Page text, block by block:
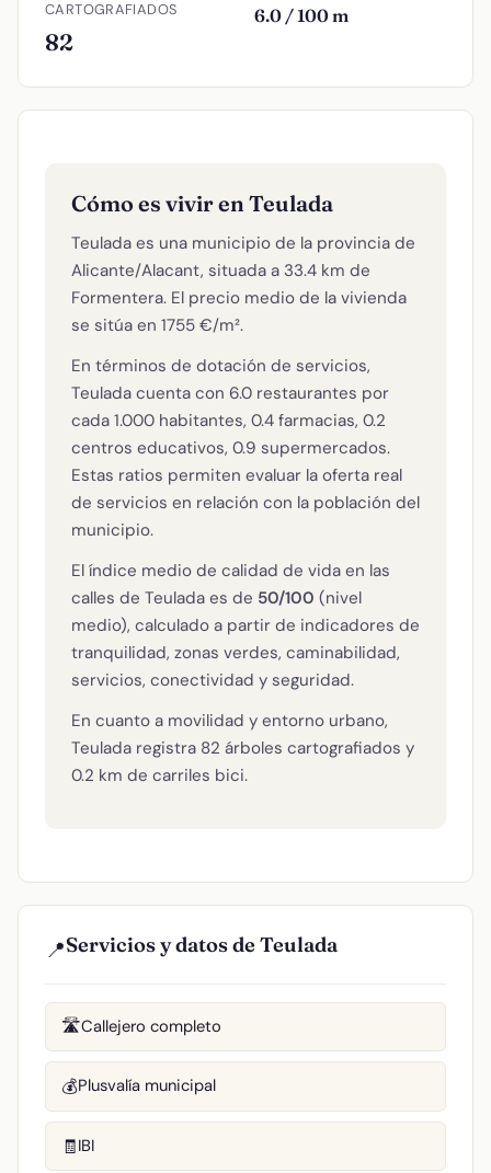
CARTOGRAFIADOS
82
6.0 / 100 m
Cómo es vivir en Teulada
Teulada es una municipio de la provincia de
Alicante/Alacant, situada a 33.4 km de
Formentera. El precio medio de la vivienda
se sitúa en 1755 €/m².
En términos de dotación de servicios,
Teulada cuenta con 6.0 restaurantes por
cada 1.000 habitantes, 0.4 farmacias, 0.2
centros educativos, 0.9 supermercados.
Estas ratios permiten evaluar la oferta real
de servicios en relación con la población del
municipio.
El índice medio de calidad de vida en las
calles de Teulada es de 50/100 (nivel
medio), calculado a partir de indicadores de
tranquilidad, zonas verdes, caminabilidad,
servicios, conectividad y seguridad.
En cuanto a movilidad y entorno urbano,
Teulada registra 82 árboles cartografiados y
0.2 km de carriles bici.
📍Servicios y datos de Teulada
🛣️Callejero completo
💰Plusvalía municipal
🧾IBI